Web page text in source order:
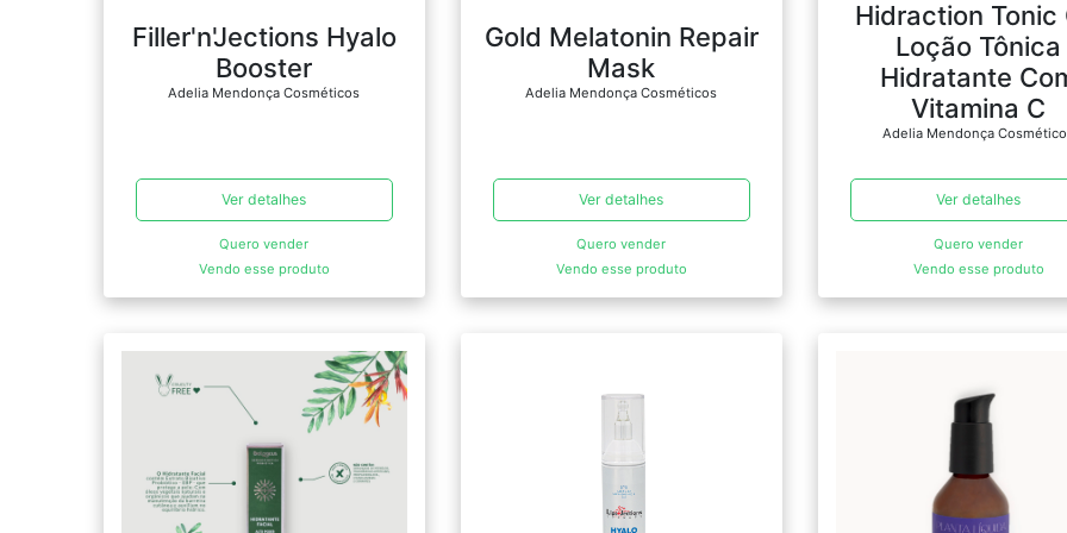
Filler'n'Jections Hyalo
Booster
Adelia Mendonça Cosméticos
Ver detalhes
Quero vender
Vendo esse produto
Gold Melatonin Repair
Mask
Adelia Mendonça Cosméticos
Ver detalhes
Quero vender
Vendo esse produto
Hidraction Tonic
Loção Tônica
Hidratante
Vitamina C
Adelia Mendonça
Ver detalhes
Quero vender
Vendo esse produto